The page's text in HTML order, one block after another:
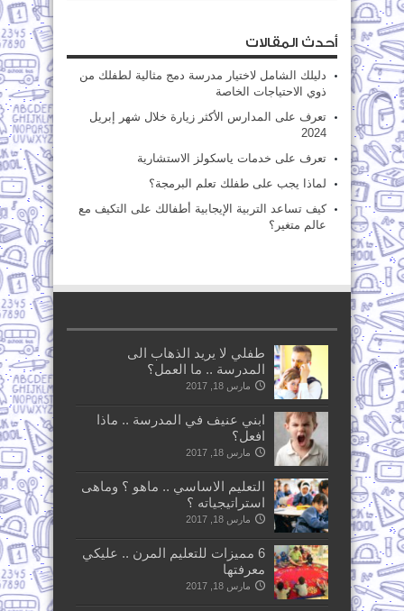
أحدث المقالات
دليلك الشامل لاختيار مدرسة دمج مثالية لطفلك من
ذوي الاحتياجات الخاصة
تعرف على المدارس الأكثر زيارة خلال شهر إبريل
2024
تعرف على خدمات ياسكولز الاستشارية
لماذا يجب على طفلك تعلم البرمجة؟
كيف تساعد التربية الإيجابية أطفالك على التكيف مع
عالم متغير؟
طفلي لا يريد الذهاب الى
المدرسة .. ما العمل؟
مارس 18, 2017
ابني عنيف في المدرسة .. ماذا
افعل؟
مارس 18, 2017
التعليم الاساسي .. ماهو ؟ وماهى
استراتيجياته ؟
مارس 18, 2017
6 مميزات للتعليم المرن .. عليكي
معرفتها
مارس 18, 2017